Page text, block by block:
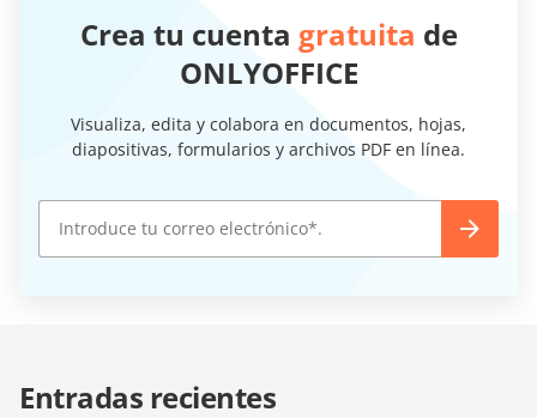
Crea tu cuenta gratuita de
ONLYOFFICE
Visualiza, edita y colabora en documentos, hojas,
diapositivas, formularios y archivos PDF en línea.
Entradas recientes